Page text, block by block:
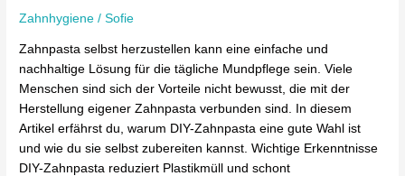
Zahnhygiene /Sofie
Zahnpasta selbst herzustellen kann eine einfache und
nachhaltige Lösung für die tägliche Mundpflege sein. Viele
Menschen sind sich der Vorteile nicht bewusst, die mit der
Herstellung eigener Zahnpasta verbunden sind. In diesem
Artikel erfährst du, warum DIY-Zahnpasta eine gute Wahl ist
und wie du sie selbst zubereiten kannst. Wichtige Erkenntnisse
DIY-Zahnpasta reduziert Plastikmüll und schont